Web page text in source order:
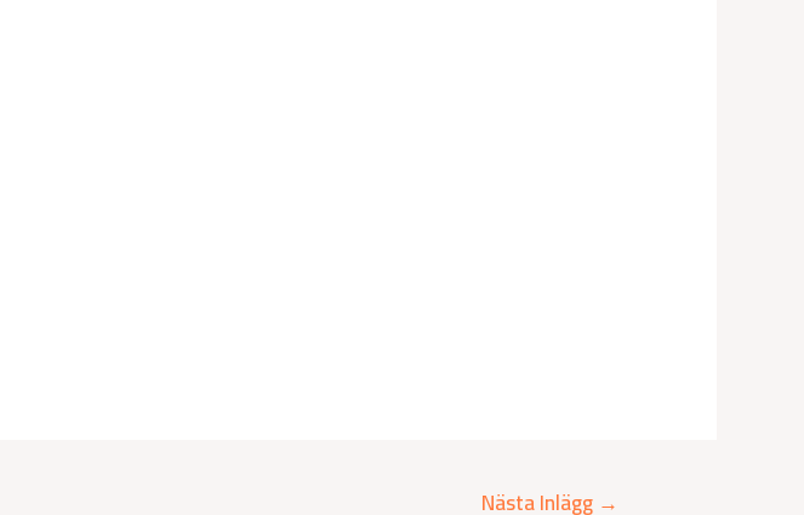
Nästa Inlägg →